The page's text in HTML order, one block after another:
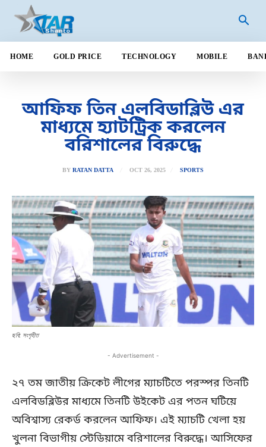
HOME GOLD PRICE TECHNOLOGY MOBILE
আফিফ তিন এলবিডাব্লিউ এর
মাধ্যমে হ্যাটট্রিক করলেন
বরিশালের বিরুদ্ধে
BY RATAN DATTA OCT 26, 2025 SPORTS
ছবি: সংগৃহীত
- Advertisement -
২৭ তম জাতীয় ক্রিকেট লীগের ম্যাচটিতে পরস্পর তিনটি
এলবিডব্লিউর মাধ্যমে তিনটি উইকেট এর পতন ঘটিয়ে
অবিশ্বাস্য রেকর্ড করলেন আফিফ। এই ম্যাচটি খেলা হয়
খুলনা বিভাগীয় স্টেডিয়ামে বরিশালের বিরুদ্ধে। আসিফের